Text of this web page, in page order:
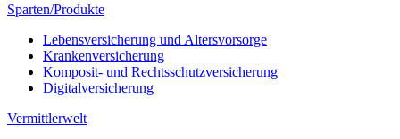
Sparten/Produkte
Lebensversicherung und Altersvorsorge
Krankenversicherung
Komposit- und Rechtsschutzversicherung
Digitalversicherung
Vermittlerwelt